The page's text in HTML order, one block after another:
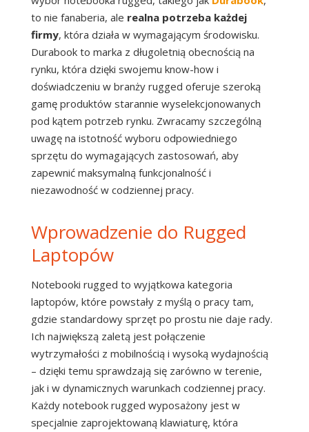
to nie fanaberia, ale realna potrzeba każdej
firmy, która działa w wymagającym środowisku.
Durabook to marka z długoletnią obecnością na
rynku, która dzięki swojemu know-how i
doświadczeniu w branży rugged oferuje szeroką
gamę produktów starannie wyselekcjonowanych
pod kątem potrzeb rynku. Zwracamy szczególną
uwagę na istotność wyboru odpowiedniego
sprzętu do wymagających zastosowań, aby
zapewnić maksymalną funkcjonalność i
niezawodność w codziennej pracy.
Wprowadzenie do Rugged
Laptopów
Notebooki rugged to wyjątkowa kategoria
laptopów, które powstały z myślą o pracy tam,
gdzie standardowy sprzęt po prostu nie daje rady.
Ich największą zaletą jest połączenie
wytrzymałości z mobilnością i wysoką wydajnością
– dzięki temu sprawdzają się zarówno w terenie,
jak i w dynamicznych warunkach codziennej pracy.
Każdy notebook rugged wyposażony jest w
specjalnie zaprojektowaną klawiaturę, która